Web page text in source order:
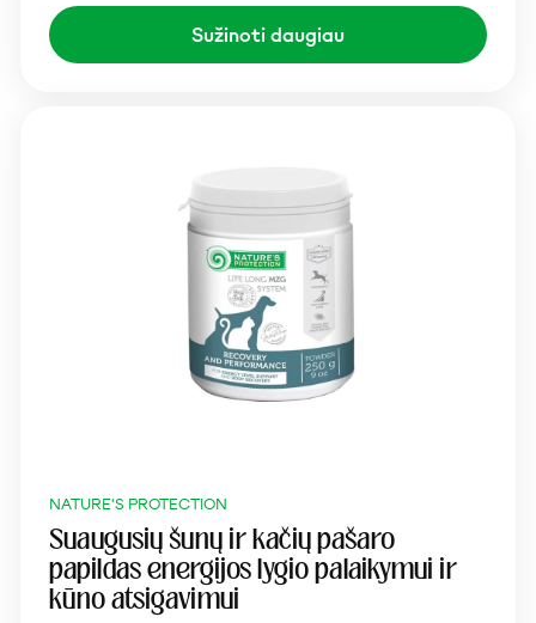
Sužinoti daugiau
NATURE'S PROTECTION
Suaugusių šunų ir kačių pašaro
papildas energijos lygio palaikymui ir
kūno atsigavimui